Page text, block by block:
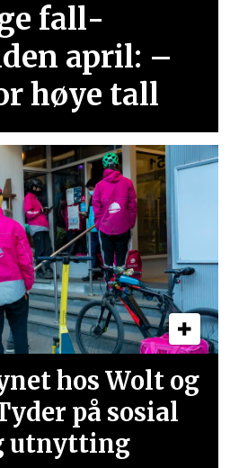
fall­
april: –
høye tall
hos Wolt og
på sosial
utnytting